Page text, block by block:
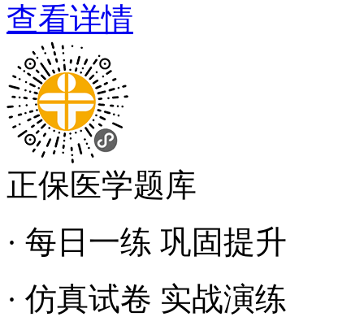
查看详情
正保医学题库
· 每日一练 巩固提升
· 仿真试卷 实战演练